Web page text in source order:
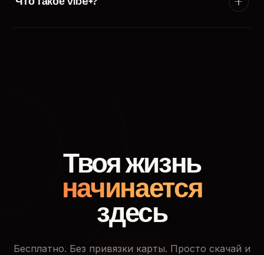
Твоя жизнь
начинается
здесь
Бесплатно. Без привязки карты. Просто скачай и